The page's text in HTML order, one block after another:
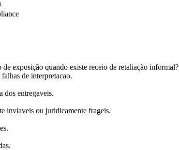
exposição quando existe receio de retaliação informal?
de interpretacao.
dos entregaveis.
inviaveis ou juridicamente frageis.